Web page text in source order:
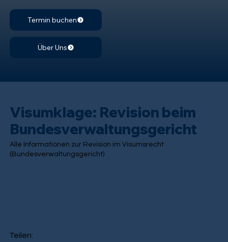
Termin buchen
Über Uns
Visumklage: Revision beim
Bundesverwaltungsgericht
Alle Informationen zur Revision im Visumsrecht
(Bundesverwaltungsgericht)
Teilen: